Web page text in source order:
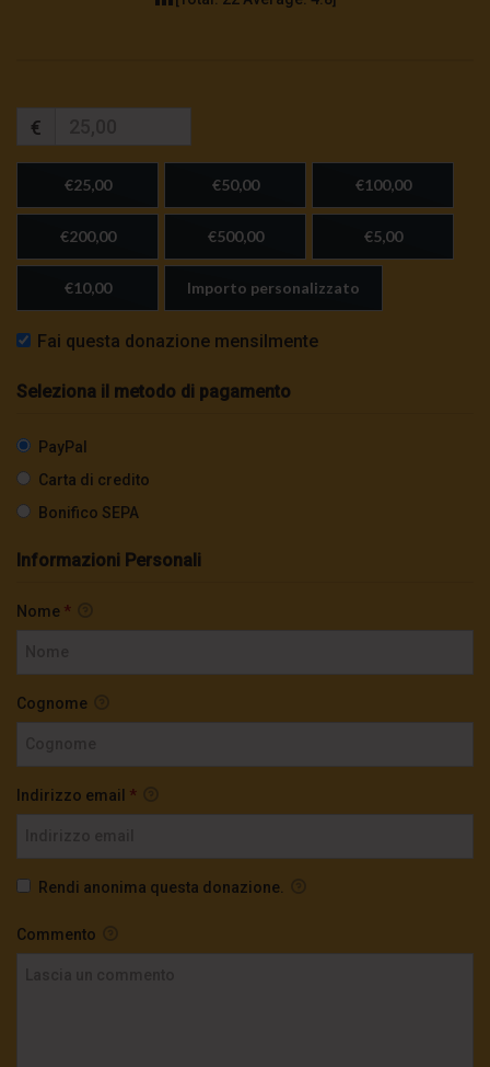
€
€25,00 €50,00 €100,00
€200,00 €500,00 €5,00
€10,00 Importo personalizzato
Fai questa donazione mensilmente
Seleziona il metodo di pagamento
PayPal
Carta di credito
Bonifico SEPA
Informazioni Personali
Nome *
Cognome
Indirizzo email *
Rendi anonima questa donazione.
Commento